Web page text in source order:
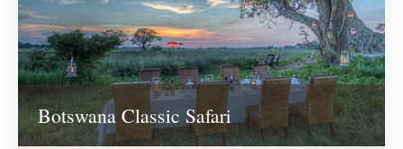
Botswana Classic Safari